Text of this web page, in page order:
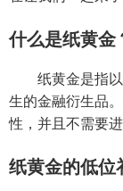
什么是纸黄金
纸黄金是指
生的金融衍生品
性，并且不需要进
纸黄金的低位